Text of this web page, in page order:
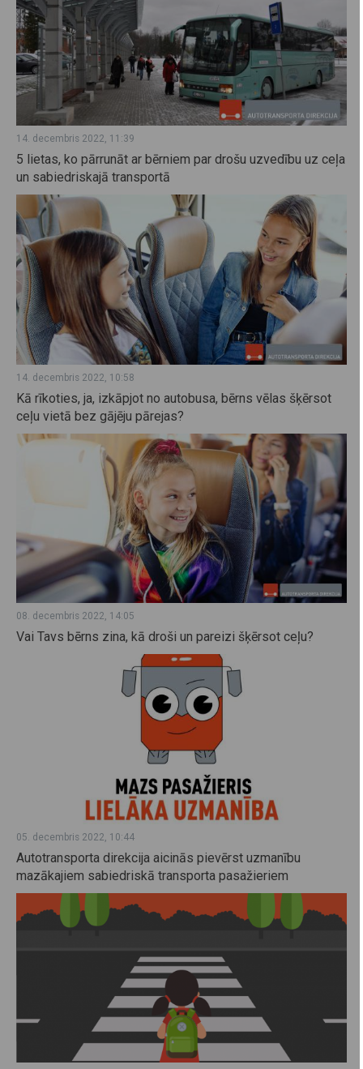
14. decembris 2022, 11:39
5 lietas, ko pārrunāt ar bērniem par drošu uzvedību uz ceļa
un sabiedriskajā transportā
14. decembris 2022, 10:58
Kā rīkoties, ja, izkāpjot no autobusa, bērns vēlas šķērsot
ceļu vietā bez gājēju pārejas?
08. decembris 2022, 14:05
Vai Tavs bērns zina, kā droši un pareizi šķērsot ceļu?
05. decembris 2022, 10:44
Autotransporta direkcija aicinās pievērst uzmanību
mazākajiem sabiedriskā transporta pasažieriem